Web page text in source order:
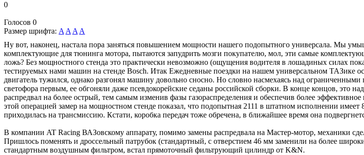
0
Голосов 0
Размер шрифта: AAAA
Ну вот, наконец, настала пора заняться повышением мощности нашего подопытного универсала. Мы
комплектующие для тюнинга мотора, пытаются запудрить мозги покупателю, мол, эти самые
ложь? Без мощностного стенда это практически невозможно (ощущения водителя в лошадиных силах
тестируемых нами машин на стенде Bosch. Итак Ежедневные поездки на нашем универсальном ТАЗике
двигатель тужился, однако разгонял машину довольно сносно. Но словно насмехаясь над
светофора первым, ее обгоняли даже псевдокорейские седаны российской сборки. В конце концов, это
распредвал на более острый, тем самым изменив фазы газораспределения и обеспечив более
этой операцией замер на мощностном стенде показал, что подопытная 2111 в штатном исполнении
приходилась на трансмиссию. Кстати, коробка передач тоже обречена, в ближайшее время она
В компании AT Racing ВАЗовскому аппарату, помимо замены распредвала на Мастер-мотор, механики
Пришлось поменять и дроссельный патрубок (стандартный, с отверстием 46 мм заменили на более
стандартным воздушным фильтром, встал прямоточный фильтрующий цилиндр от K&N.